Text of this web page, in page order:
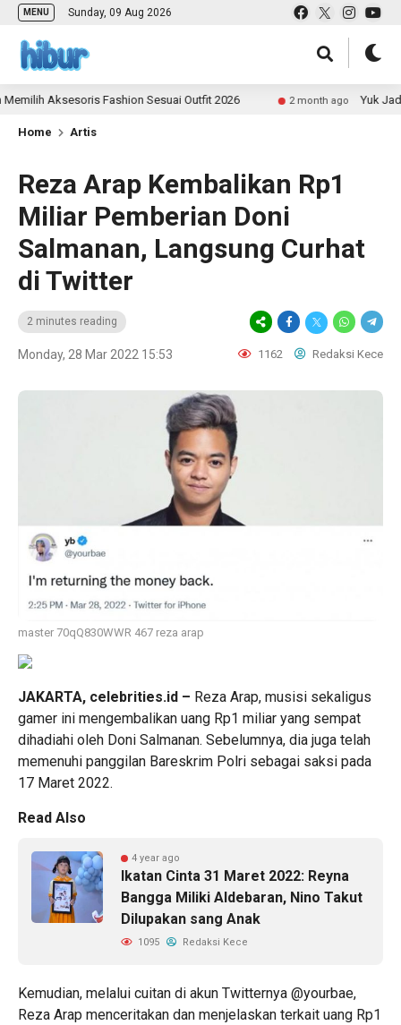
MENU Sunday, 09 Aug 2026
Aksesoris Fashion Sesuai Outfit 2026 2 month ago Yuk Jadi
Home Artis
Reza Arap Kembalikan Rp1
Miliar Pemberian Doni
Salmanan, Langsung Curhat
di Twitter
2 minutes reading
Monday, 28 Mar 2022 15:53 1162 Redaksi Kece
master 70qQ830WWR 467 reza arap
JAKARTA, celebrities.id – Reza Arap, musisi sekaligus
gamer ini mengembalikan uang Rp1 miliar yang sempat
dihadiahi oleh Doni Salmanan. Sebelumnya, dia juga telah
memenuhi panggilan Bareskrim Polri sebagai saksi pada
17 Maret 2022.
Read Also
4 year ago
Ikatan Cinta 31 Maret 2022: Reyna
Bangga Miliki Aldebaran, Nino Takut
Dilupakan sang Anak
1095 Redaksi Kece
Kemudian, melalui cuitan di akun Twitternya @yourbae,
Reza Arap menceritakan dan menjelaskan terkait uang Rp1